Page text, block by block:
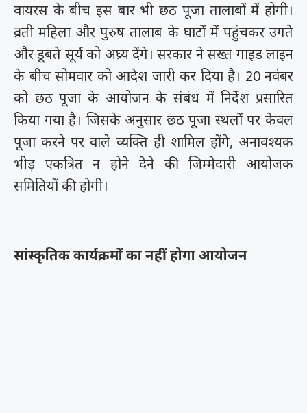
वायरस के बीच इस बार भी छठ पूजा तालाबों में होगी।
व्रती महिला और पुरुष तालाब के घाटों में पहुंचकर उगते
और डूबते सूर्य को अघ्र्य देंगे। सरकार ने सख्त गाइड लाइन
के बीच सोमवार को आदेश जारी कर दिया है। 20 नवंबर
को छठ पूजा के आयोजन के संबंध में निर्देश प्रसारित
किया गया है। जिसके अनुसार छठ पूजा स्थलों पर केवल
पूजा करने पर वाले व्यक्ति ही शामिल होंगे, अनावश्यक
भीड़ एकत्रित न होने देने की जिम्मेदारी आयोजक
समितियों की होगी।
सांस्कृतिक कार्यक्रमों का नहीं होगा आयोजन